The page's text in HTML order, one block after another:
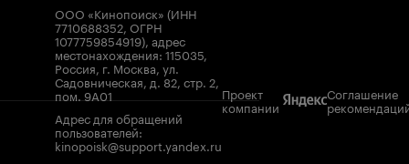
ООО «Кинопоиск» (ИНН
7710688352, ОГРН
1077759854919), адрес
местонахождения: 115035,
Россия, г. Москва, ул.
Садовническая, д. 82, стр. 2,
пом. 9А01
Адрес для обращений
пользователей:
kinopoisk@support.yandex.ru
Проект
компании
Соглашение